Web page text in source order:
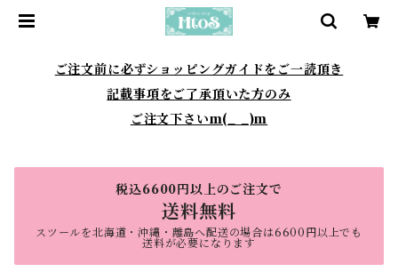
ご注文前に必ずショッピングガイドをご一読頂き
記載事項をご了承頂いた方のみ
ご注文下さいm(_ _)m
税込6600円以上のご注文で
送料無料
スツールを北海道・沖縄・離島へ配送の場合は6600円以上でも
送料が必要になります